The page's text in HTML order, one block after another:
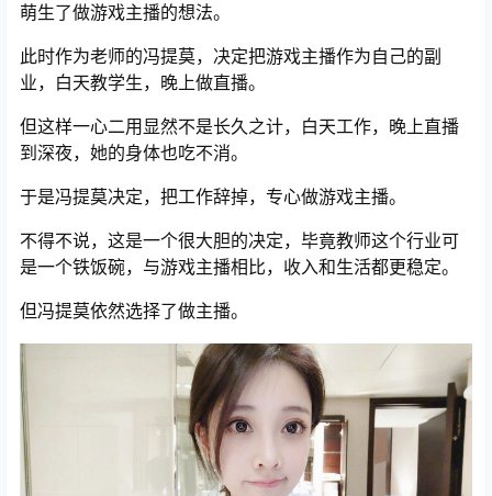
萌生了做游戏主播的想法。
此时作为老师的冯提莫，决定把游戏主播作为自己的副
业，白天教学生，晚上做直播。
但这样一心二用显然不是长久之计，白天工作，晚上直播
到深夜，她的身体也吃不消。
于是冯提莫决定，把工作辞掉，专心做游戏主播。
不得不说，这是一个很大胆的决定，毕竟教师这个行业可
是一个铁饭碗，与游戏主播相比，收入和生活都更稳定。
但冯提莫依然选择了做主播。